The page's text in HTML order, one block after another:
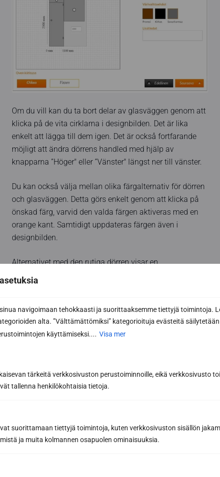
navigoimaan tehokkaasti ja suorittaaksemme tiettyjä toimintoja.
alta. ”Välttämättömiksi” kategorioituja evästeitä säilytetään
käyttämiseksi.... Visa mer
tärkeitä verkkosivuston perustoiminnoille, eikä verkkosivusto
tallenna henkilökohtaisia tietoja.
suorittamaan tiettyjä toimintoja, kuten verkkosivuston sisällön
ja muita kolmannen osapuolen ominaisuuksia.
Om du vill kan du ta bort delar av glasväggen genom att
klicka på de vita cirklarna i designbilden. Det är lika
enkelt att lägga till dem igen. Det är också fortfarande
möjligt att ändra dörrens handled med hjälp av
knapparna ”Höger" eller ”Vänster" längst ner till vänster.
Du kan också välja mellan olika färgalternativ för dörren
och glasväggen. Detta görs enkelt genom att klicka på
önskad färg, varvid den valda färgen aktiveras med en
orange kant. Samtidigt uppdateras färgen även i
designbilden.
Alternativet med den rutiga dörren visar en
förhandsgranskning av vår rutiga dörr, men inga andra